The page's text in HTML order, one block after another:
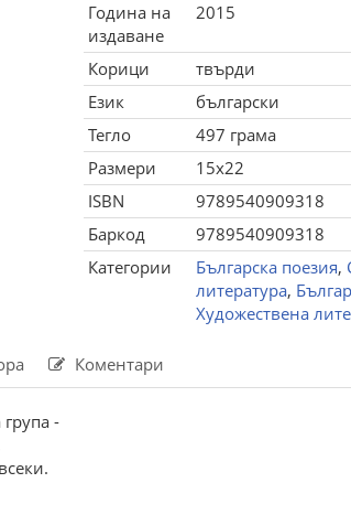
Година на
издаване
2015
Корици
твърди
Език
български
Тегло
497 грама
Размери
15x22
ISBN
9789540909318
Баркод
9789540909318
Категории
Българска поезия,
литература,
Художествена
Коментари
-